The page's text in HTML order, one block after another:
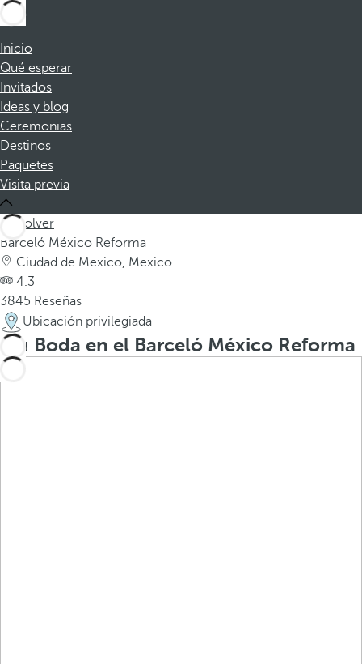
Inicio
Qué esperar
Invitados
Ideas y blog
Ceremonias
Destinos
Paquetes
Visita previa
Volver
Barceló México Reforma
Ciudad de Mexico, Mexico
4.3
3845 Reseñas
Ubicación privilegiada
Tu Boda en el Barceló México Reforma